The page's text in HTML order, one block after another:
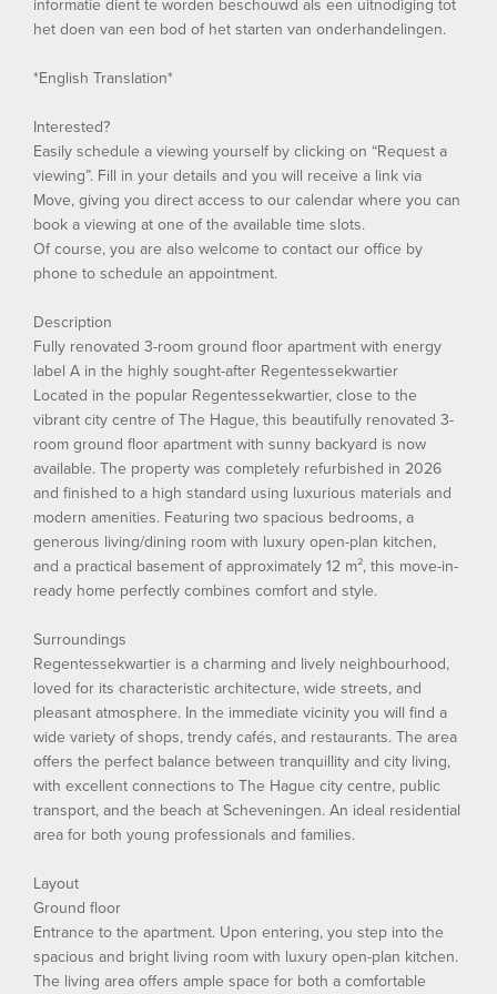
informatie dient te worden beschouwd als een uitnodiging tot
het doen van een bod of het starten van onderhandelingen.
*English Translation*
Interested?
Easily schedule a viewing yourself by clicking on “Request a
viewing”. Fill in your details and you will receive a link via
Move, giving you direct access to our calendar where you can
book a viewing at one of the available time slots.
Of course, you are also welcome to contact our office by
phone to schedule an appointment.
Description
Fully renovated 3-room ground floor apartment with energy
label A in the highly sought-after Regentessekwartier
Located in the popular Regentessekwartier, close to the
vibrant city centre of The Hague, this beautifully renovated 3-
room ground floor apartment with sunny backyard is now
available. The property was completely refurbished in 2026
and finished to a high standard using luxurious materials and
modern amenities. Featuring two spacious bedrooms, a
generous living/dining room with luxury open-plan kitchen,
and a practical basement of approximately 12 m², this move-in-
ready home perfectly combines comfort and style.
Surroundings
Regentessekwartier is a charming and lively neighbourhood,
loved for its characteristic architecture, wide streets, and
pleasant atmosphere. In the immediate vicinity you will find a
wide variety of shops, trendy cafés, and restaurants. The area
offers the perfect balance between tranquillity and city living,
with excellent connections to The Hague city centre, public
transport, and the beach at Scheveningen. An ideal residential
area for both young professionals and families.
Layout
Ground floor
Entrance to the apartment. Upon entering, you step into the
spacious and bright living room with luxury open-plan kitchen.
The living area offers ample space for both a comfortable